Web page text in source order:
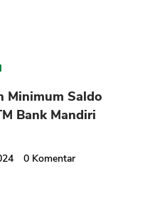
Minimum Saldo
Bank Mandiri
0 Komentar